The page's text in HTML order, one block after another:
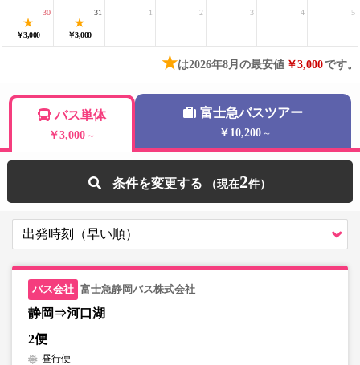
￥3,000
30
￥3,000
31 1 2 3 4 5
★は2026年8月の最安値 ￥3,000です。
バス単体
￥3,000 ～
富士急バスツアー
￥10,200 ～
条件を変更する 2
富士急静岡バス株式会社
静岡⇒河口湖
2便
昼行便